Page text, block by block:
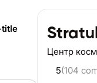
Центр
5(104